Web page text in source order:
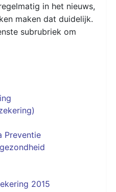
in het nieuws,
maken dat duidelijk.
subrubriek om
Preventie
2015